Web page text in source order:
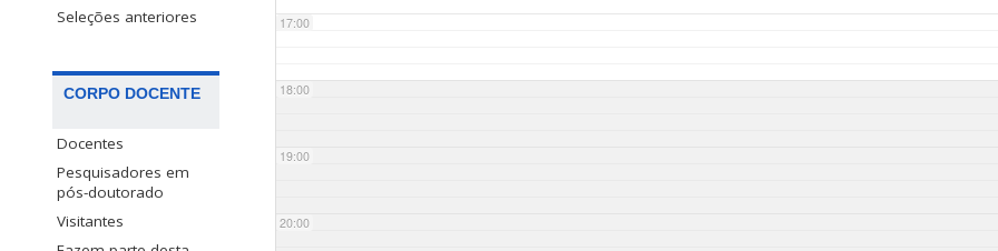
Seleções anteriores
CORPO DOCENTE
Docentes
Pesquisadores em
pós-doutorado
Visitantes
17:00
18:00
19:00
20:00